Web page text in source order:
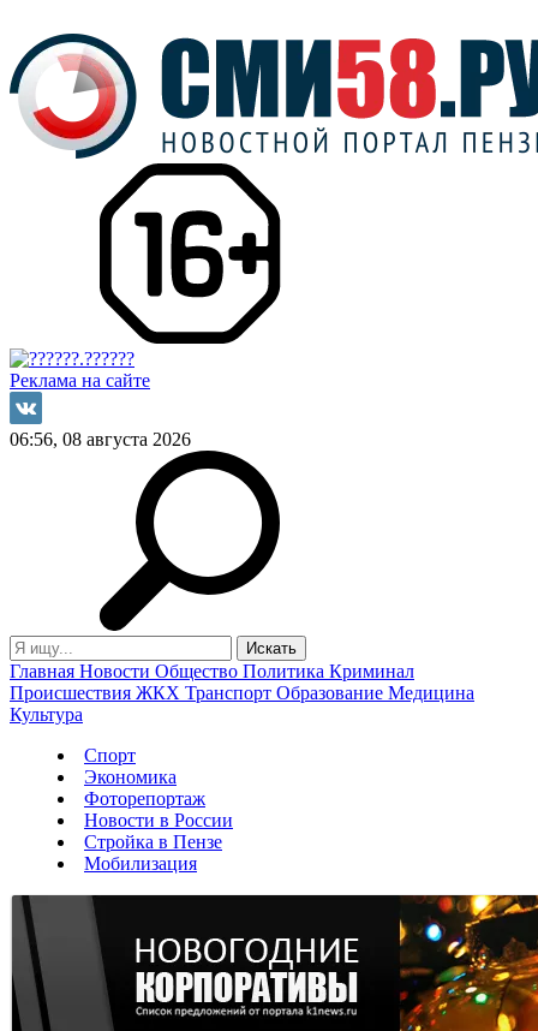
Реклама на сайте
06:56, 08 августа 2026
Главная Новости Общество Политика Криминал
Происшествия ЖКХ Транспорт Образование Медицина
Культура
Спорт
Экономика
Фоторепортаж
Новости в России
Стройка в Пензе
Мобилизация